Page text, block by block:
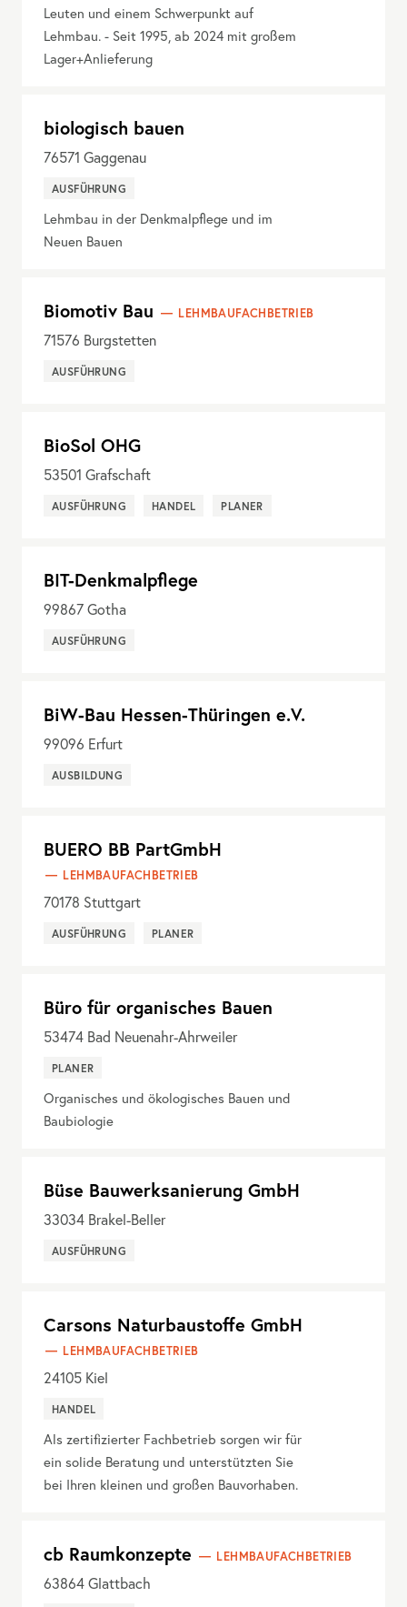
Leuten und einem Schwerpunkt auf
Lehmbau. - Seit 1995, ab 2024 mit großem
Lager+Anlieferung
biologisch bauen
76571 Gaggenau
AUSFÜHRUNG
Lehmbau in der Denkmalpflege und im
Neuen Bauen
Biomotiv Bau LEHMBAUFACHBETRIEB
71576 Burgstetten
AUSFÜHRUNG
BioSol OHG
53501 Grafschaft
AUSFÜHRUNG HANDEL PLANER
BIT-Denkmalpflege
99867 Gotha
AUSFÜHRUNG
BiW-Bau Hessen-Thüringen e.V.
99096 Erfurt
AUSBILDUNG
BUERO BB PartGmbH
LEHMBAUFACHBETRIEB
70178 Stuttgart
AUSFÜHRUNG PLANER
Büro für organisches Bauen
53474 Bad Neuenahr-Ahrweiler
PLANER
Organisches und ökologisches Bauen und
Baubiologie
Büse Bauwerksanierung GmbH
33034 Brakel-Beller
AUSFÜHRUNG
Carsons Naturbaustoffe GmbH
LEHMBAUFACHBETRIEB
24105 Kiel
HANDEL
Als zertifizierter Fachbetrieb sorgen wir für
ein solide Beratung und unterstützten Sie
bei Ihren kleinen und großen Bauvorhaben.
cb Raumkonzepte LEHMBAUFACHBETRIEB
63864 Glattbach